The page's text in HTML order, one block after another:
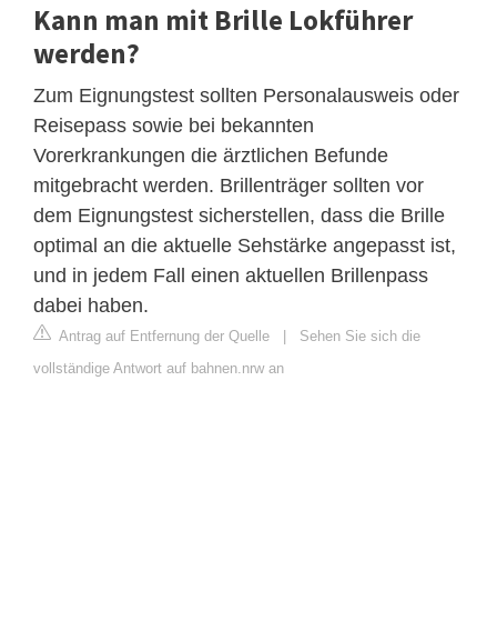
Kann man mit Brille Lokführer
werden?
Zum Eignungstest sollten Personalausweis oder
Reisepass sowie bei bekannten
Vorerkrankungen die ärztlichen Befunde
mitgebracht werden. Brillenträger sollten vor
dem Eignungstest sicherstellen, dass die Brille
optimal an die aktuelle Sehstärke angepasst ist,
und in jedem Fall einen aktuellen Brillenpass
dabei haben.
Antrag auf Entfernung der Quelle | Sehen Sie sich die
vollständige Antwort auf bahnen.nrw an